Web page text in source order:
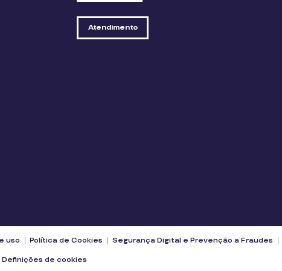
Atendimento
uso Política de Cookies Segurança Digital e Prevenção a Fraudes
Definições de cookies